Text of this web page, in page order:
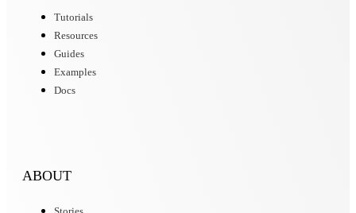
Tutorials
Resources
Guides
Examples
Docs
ABOUT